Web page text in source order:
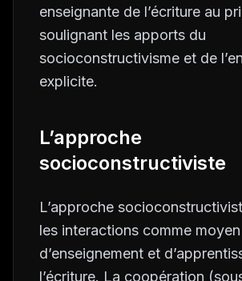
enseignante de l’écriture au
soulignant les apports du
socioconstructivisme et de
explicite.
L’approche
socioconstructiviste
L’approche
les interactions comme moyen
d’enseignement et
l’écriture. La coopération